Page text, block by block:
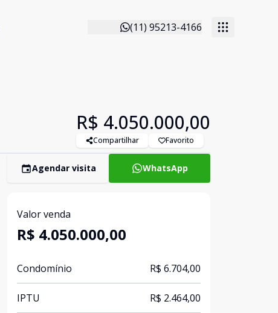
(11) 95213-4166
R$ 4.050.000,00
Compartilhar Favorito
Agendar visita WhatsApp
Valor venda
R$ 4.050.000,00
Condomínio R$ 6.704,00
IPTU R$ 2.464,00